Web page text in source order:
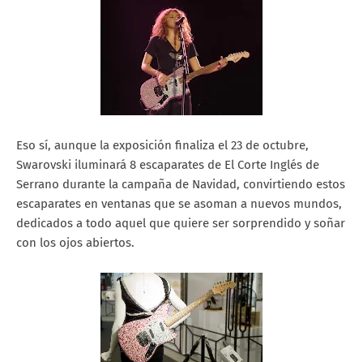
Eso sí, aunque la exposición finaliza el 23 de octubre,
Swarovski iluminará 8 escaparates de El Corte Inglés de
Serrano durante la campaña de Navidad, convirtiendo estos
escaparates en ventanas que se asoman a nuevos mundos,
dedicados a todo aquel que quiere ser sorprendido y soñar
con los ojos abiertos.